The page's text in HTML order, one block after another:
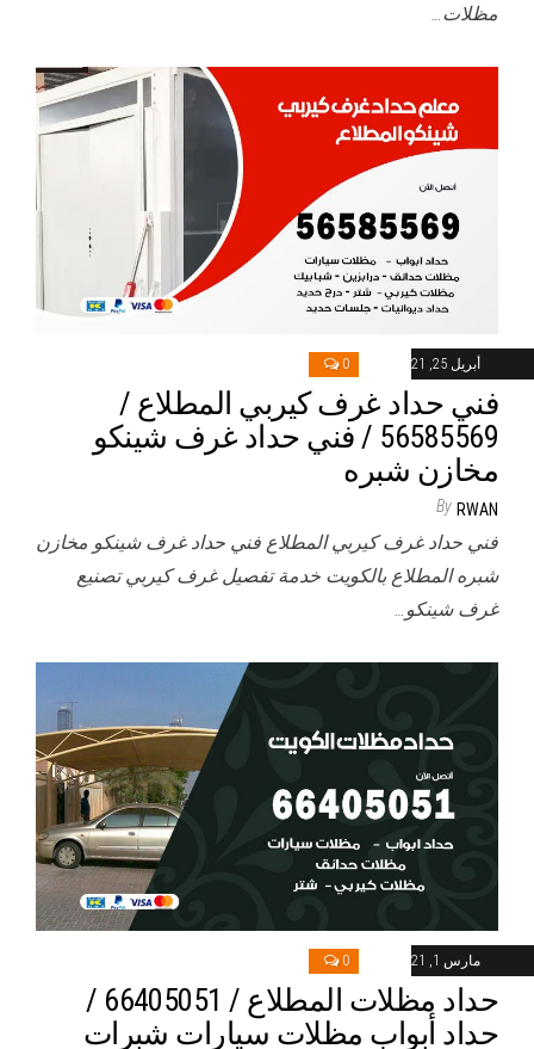
مظلات…
أبريل 25, 2021 0
فني حداد غرف كيربي المطلاع /
56585569 / فني حداد غرف شينكو
مخازن شبره
By RWAN
فني حداد غرف كيربي المطلاع فني حداد غرف شينكو مخازن
شبره المطلاع بالكويت خدمة تفصيل غرف كيربي تصنيع
غرف شينكو…
مارس 1, 2021 0
حداد مظلات المطلاع / 66405051 /
حداد أبواب مظلات سيارات شبرات